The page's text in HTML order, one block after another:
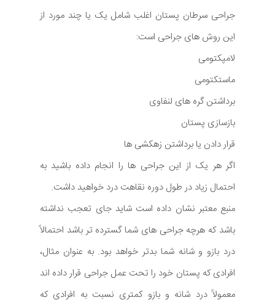
جراحی سرطان پستان اغلب شامل یک یا چند مورد از
این روش های جراحی است:
لامپکتومی
ماستکتومی
برداشتن گره های لنفاوی
بازسازی پستان
قرار دادن یا برداشتن زهکشی ها
اگر هر یک از این جراحی ها را انجام داده باشید به
احتمال زیاد در طول دوره نقاهت درد خواهید داشت.
منبع معتبر نشان داده است شاید جای تعجب نداشته
باشد که هرچه جراحی های شما گسترده تر باشد احتمالاً
درد بازو و شانه شما بدتر خواهد بود. به عنوان مثال،
افرادی که پستان خود را تحت عمل جراحی قرار داده اند
معمولاً درد شانه و بازو کمتری نسبت به افرادی که